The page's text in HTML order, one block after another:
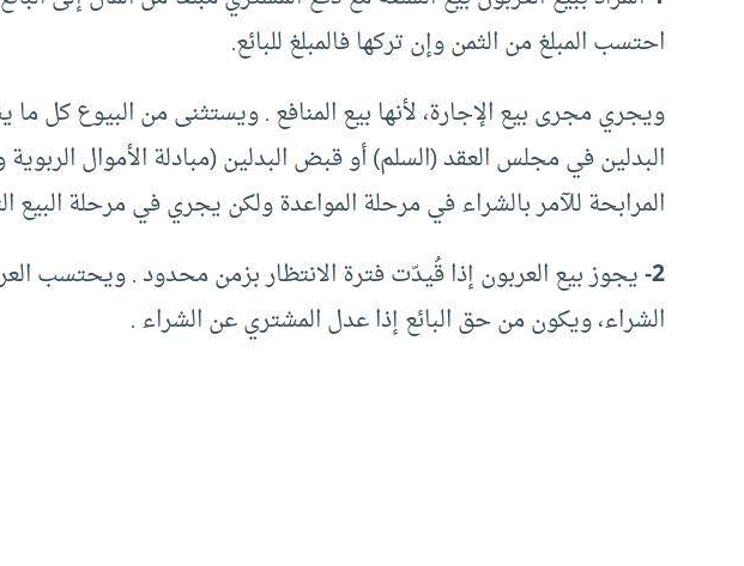
احتسب المبلغ من الثمن وإن تركها فالمبلغ للبائع.
ويجري مجرى بيع الإجارة، لأنها بيع المنافع . ويستثنى من البيوع
البدلين في مجلس العقد (السلم) أو قبض البدلين (مبادلة الأموال
المرابحة للآمر بالشراء في مرحلة المواعدة ولكن يجري في مرحلة البيع
2- يجوز بيع العربون إذا قُيدّت فترة الانتظار بزمن محدود . ويحتسب
الشراء، ويكون من حق البائع إذا عدل المشتري عن الشراء .